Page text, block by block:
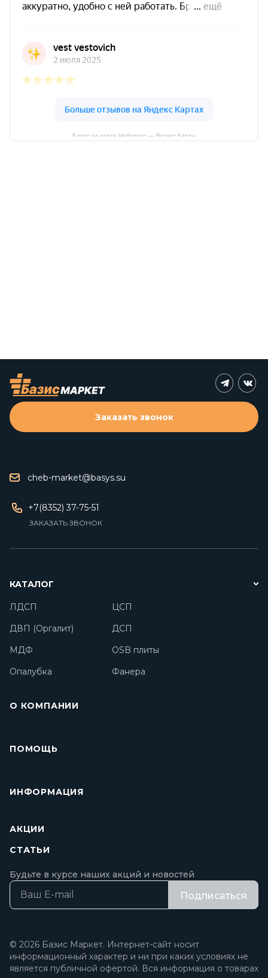
Базис на карте Чебоксар — Яндекс Карты
cheb-market@basys.su
+7(8352) 37-75-51
ЗАКАЗАТЬ ЗВОНОК
Заказать звонок
КАТАЛОГ
ЛДСП
ЦСП
ДВП (Оргалит)
ДСП
МДФ
OSB плиты
Опалубка
Фанера
О КОМПАНИИ
ПОМОЩЬ
ИНФОРМАЦИЯ
АКЦИИ
СТАТЬИ
Будьте в курсе наших акций и новостей
Подписаться
© 2026 Базис Маркет. Интернет-сайт носит
информационный характер и ни при каких условиях не
является публичной офертой. Вся информация о товарах